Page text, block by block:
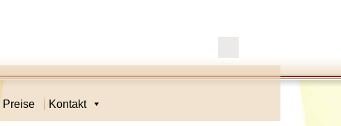
Preise Kontakt